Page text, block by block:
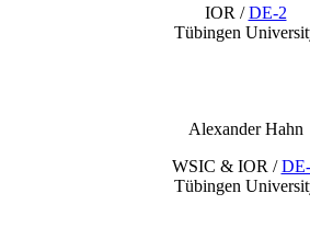
IOR /DE-2
Tübingen
Alexander Hahn
WSIC & IOR /
Tübingen